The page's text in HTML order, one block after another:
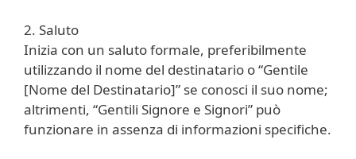
2. Saluto
Inizia con un saluto formale, preferibilmente
utilizzando il nome del destinatario o “Gentile
[Nome del Destinatario]” se conosci il suo nome;
altrimenti, “Gentili Signore e Signori” può
funzionare in assenza di informazioni specifiche.